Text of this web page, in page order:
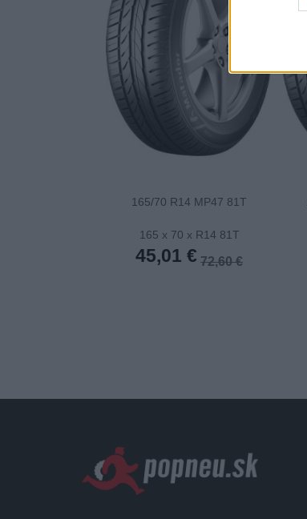
165/70 R14 MP47 81T
165 x 70 x R14 81T
45,01 € 72,60 €